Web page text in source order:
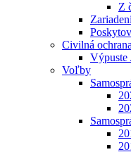
Z
Civilná ochrana
Výpuste
Voľby